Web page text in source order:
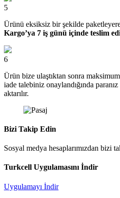
5
Ürünü eksiksiz bir şekilde
Kargo’ya 7 iş günü içinde teslim
6
Ürün bize ulaştıktan sonra maksimum
iade talebiniz onaylandığında
aktarılır.
Bizi Takip Edin
Sosyal medya hesaplarımızdan bizi
Turkcell Uygulamasını İndir
Uygulamayı İndir